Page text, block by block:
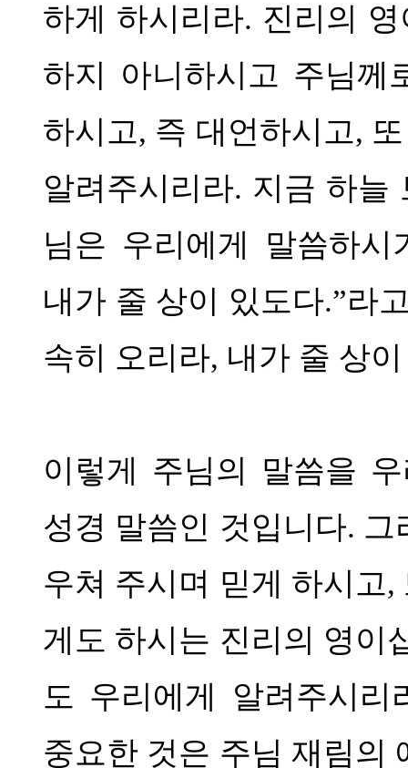
하게 하시리라. 진리의
하지 아니하시고 주님께
하시고, 즉 대언하시고,
알려주시리라. 지금 하늘
님은 우리에게 말씀하
내가 줄 상이 있도다.”라
속히 오리라, 내가 줄 상
이렇게 주님의 말씀을
성경 말씀인 것입니다. 그
우쳐 주시며 믿게 하시고,
게도 하시는 진리의 영이
도 우리에게 알려주시리
중요한 것은 주님 재림의